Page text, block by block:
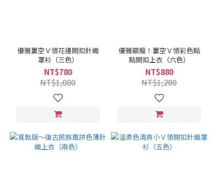
優雅簍空Ｖ領花邊開扣針織
罩衫（三色）
NT$780
NT$1,080
優雅顯瘦！簍空Ｖ領彩色點
點開扣上衣（六色）
NT$880
NT$1,280